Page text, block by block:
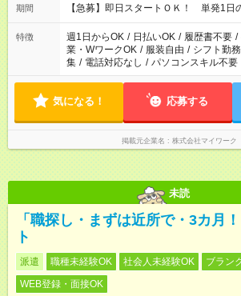
22：00～翌6：00 など！是非ご希望を
期間 【急募】即日スタートＯＫ！ 単発1日
特徴 週1日からOK / 日払いOK / 履歴書不要 /
業・WワークOK / 服装自由 / シフト勤務
集 / 電話対応なし / パソコンスキル不要
気になる！ 応募する
掲載元企業名 株式会社マイワーク
未読
「職探し・まずは近所で・3カ月
ト
派遣 職種未経験OK 社会人未経験OK
ブラン
WEB登録・面接OK